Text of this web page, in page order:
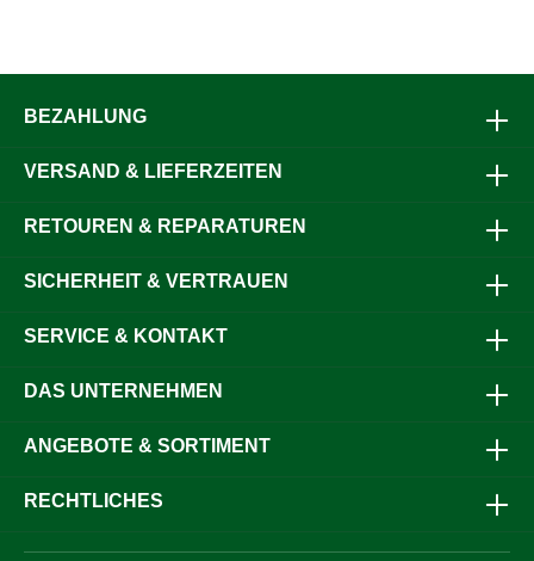
BEZAHLUNG
VERSAND & LIEFERZEITEN
RETOUREN & REPARATUREN
SICHERHEIT & VERTRAUEN
SERVICE & KONTAKT
DAS UNTERNEHMEN
ANGEBOTE & SORTIMENT
RECHTLICHES